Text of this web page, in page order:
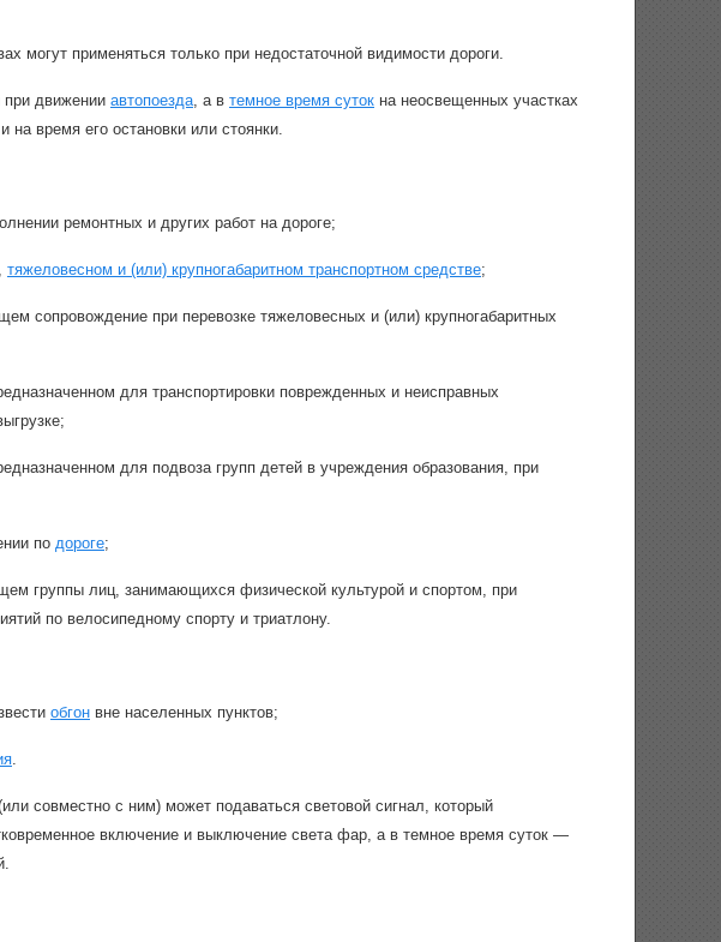
могут применяться только при недостаточной видимости дороги.
движении автопоезда, а в темное время суток на неосвещенных участках
на время его остановки или стоянки.
ремонтных и других работ на дороге;
тяжеловесном и (или) крупногабаритном транспортном средстве;
сопровождение при перевозке тяжеловесных и (или) крупногабаритных
для транспортировки поврежденных и неисправных
для подвоза групп детей в учреждения образования, при
по дороге;
группы лиц, занимающихся физической культурой и спортом, при
по велосипедному спорту и триатлону.
обгон вне населенных пунктов;
.
совместно с ним) может подаваться световой сигнал, который
включение и выключение света фар, а в темное время суток —